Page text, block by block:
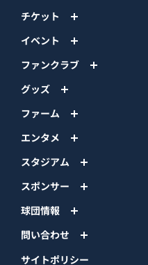
チケット
イベント
ファンクラブ
グッズ
ファーム
エンタメ
スタジアム
スポンサー
球団情報
問い合わせ
サイトポリシー